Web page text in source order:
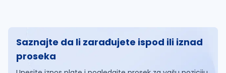
Saznajte da li zarađujete ispod ili iznad
proseka